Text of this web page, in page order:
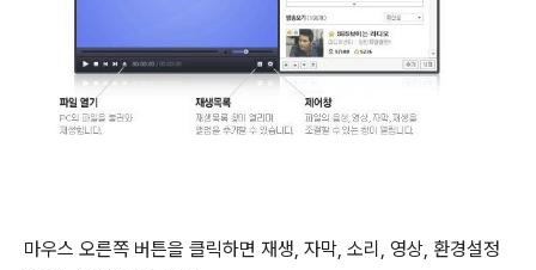
마우스 오른쪽 버튼을 클릭하면 재생, 자막, 소리, 영상, 환경설정